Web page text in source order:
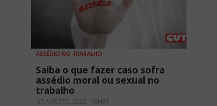
ASSÉDIO NO TRABALHO
Saiba o que fazer caso sofra
assédio moral ou sexual no
trabalho
25 AGOSTO, 2022 - 08H30